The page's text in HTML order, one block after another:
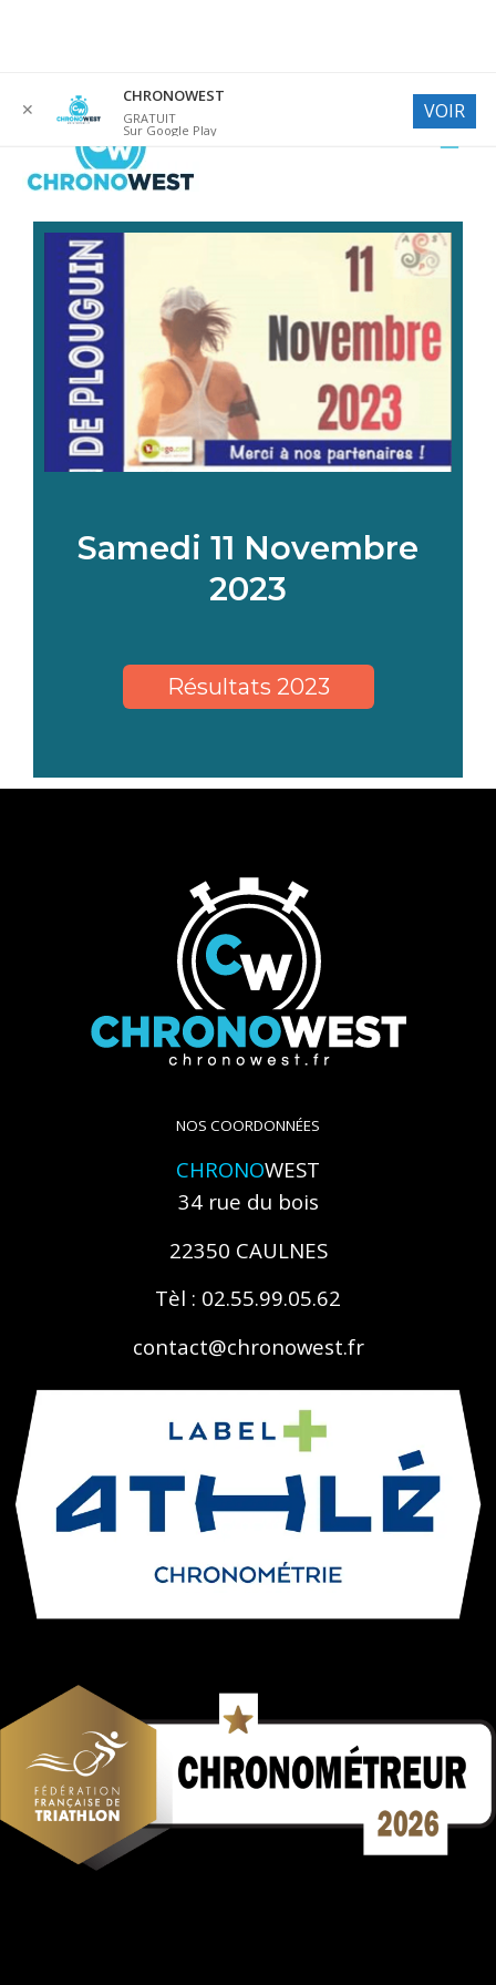
Samedi 11 Novembre
2023
Résultats 2023
NOS COORDONNÉES
CHRONOWEST
34 rue du bois
22350 CAULNES
Tèl : 02.55.99.05.62
contact@chronowest.fr
✕
CHRONOWEST
GRATUIT
Sur Google Play
VOIR